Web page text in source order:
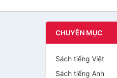
CHUYÊN MỤC
Sách tiếng Việt
Sách tiếng Anh